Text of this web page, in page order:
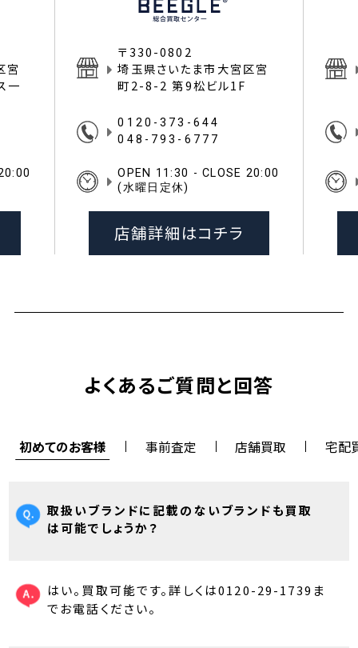
宮
一
〒330-0802
埼玉県さいたま市大宮区宮
町2-8-2 第9松ビル1F
0120-373-644
048-793-6777
OPEN 11:30 - CLOSE 20:00
(水曜日定休)
店舗詳細はコチラ
よくあるご質問と回答
初めてのお客様 事前査定 店舗買取 宅配
取扱いブランドに記載のないブランドも買取
は可能でしょうか？
はい。買取可能です。詳しくは0120-29-1739ま
でお電話ください。